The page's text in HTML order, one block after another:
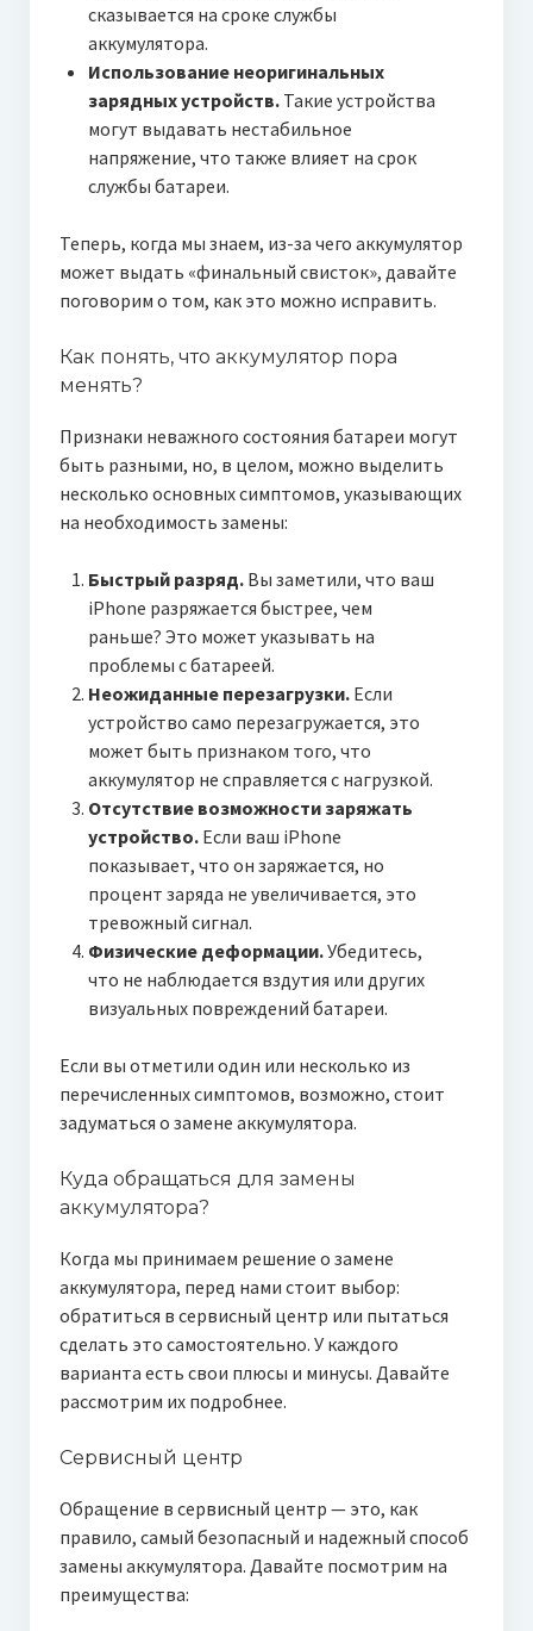
сказывается на сроке службы
аккумулятора.
Использование неоригинальных
зарядных устройств.Такие устройства
могут выдавать нестабильное
напряжение, что также влияет на срок
службы батареи.
Теперь, когда мы знаем, из-за чего аккумулятор
может выдать «финальный свисток», давайте
поговорим о том, как это можно исправить.
Как понять, что аккумулятор пора
менять?
Признаки неважного состояния батареи могут
быть разными, но, в целом, можно выделить
несколько основных симптомов, указывающих
на необходимость замены:
Быстрый разряд.Вы заметили, что ваш
iPhone разряжается быстрее, чем
раньше? Это может указывать на
проблемы с батареей.
Неожиданные перезагрузки.Если
устройство само перезагружается, это
может быть признаком того, что
аккумулятор не справляется с нагрузкой.
Отсутствие возможности заряжать
устройство.Если ваш iPhone
показывает, что он заряжается, но
процент заряда не увеличивается, это
тревожный сигнал.
Физические деформации.Убедитесь,
что не наблюдается вздутия или других
визуальных повреждений батареи.
Если вы отметили один или несколько из
перечисленных симптомов, возможно, стоит
задуматься о замене аккумулятора.
Куда обращаться для замены
аккумулятора?
Когда мы принимаем решение о замене
аккумулятора, перед нами стоит выбор:
обратиться в сервисный центр или пытаться
сделать это самостоятельно. У каждого
варианта есть свои плюсы и минусы. Давайте
рассмотрим их подробнее.
Сервисный центр
Обращение в сервисный центр — это, как
правило, самый безопасный и надежный способ
замены аккумулятора. Давайте посмотрим на
преимущества: